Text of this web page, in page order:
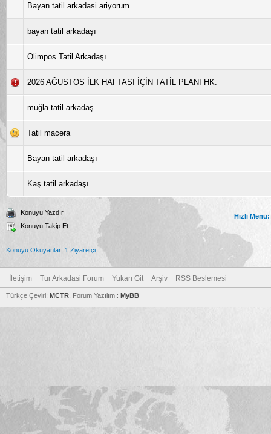
Bayan tatil arkadasi ariyorum
bayan tatil arkadaşı
Olimpos Tatil Arkadaşı
2026 AĞUSTOS İLK HAFTASI İÇİN TATİL PLANI HK.
muğla tatil-arkadaş
Tatil macera
Bayan tatil arkadaşı
Kaş tatil arkadaşı
Konuyu Yazdır
Konuyu Takip Et
Hızlı Menü:
Konuyu Okuyanlar: 1 Ziyaretçi
İletişim Tur Arkadasi Forum Yukarı Git Arşiv RSS Beslemesi
Türkçe Çeviri: MCTR , Forum Yazılımı: MyBB